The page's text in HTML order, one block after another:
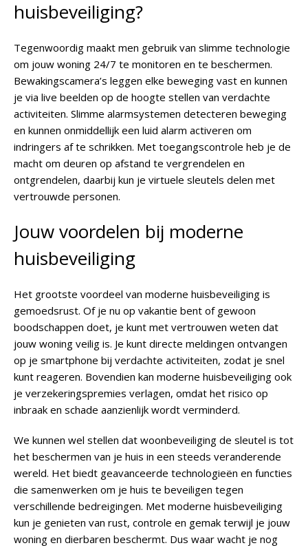
huisbeveiliging?
Tegenwoordig maakt men gebruik van slimme technologie
om jouw woning 24/7 te monitoren en te beschermen.
Bewakingscamera’s leggen elke beweging vast en kunnen
je via live beelden op de hoogte stellen van verdachte
activiteiten. Slimme alarmsystemen detecteren beweging
en kunnen onmiddellijk een luid alarm activeren om
indringers af te schrikken. Met toegangscontrole heb je de
macht om deuren op afstand te vergrendelen en
ontgrendelen, daarbij kun je virtuele sleutels delen met
vertrouwde personen.
Jouw voordelen bij moderne
huisbeveiliging
Het grootste voordeel van moderne huisbeveiliging is
gemoedsrust. Of je nu op vakantie bent of gewoon
boodschappen doet, je kunt met vertrouwen weten dat
jouw woning veilig is. Je kunt directe meldingen ontvangen
op je smartphone bij verdachte activiteiten, zodat je snel
kunt reageren. Bovendien kan moderne huisbeveiliging ook
je verzekeringspremies verlagen, omdat het risico op
inbraak en schade aanzienlijk wordt verminderd.
We kunnen wel stellen dat woonbeveiliging de sleutel is tot
het beschermen van je huis in een steeds veranderende
wereld. Het biedt geavanceerde technologieën en functies
die samenwerken om je huis te beveiligen tegen
verschillende bedreigingen. Met moderne huisbeveiliging
kun je genieten van rust, controle en gemak terwijl je jouw
woning en dierbaren beschermt. Dus waar wacht je nog